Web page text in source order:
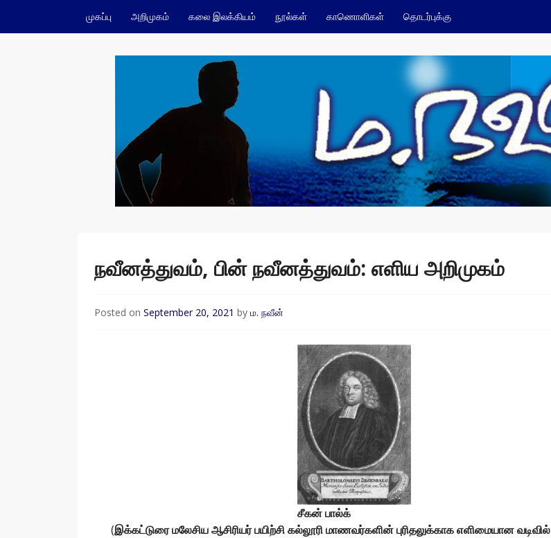
முகப்பு அறிமுகம் கலை இலக்கியம் நூல்கள் காணொளிகள் தொடர்புக்கு
நவீனத்துவம், பின் நவீனத்துவம்: எளிய அறிமுகம்
Posted on September 20, 2021 by ம. நவீன்
சீகன் பால்க்
(இக்கட்டுரை மலேசிய ஆசிரியர் பயிற்சி கல்லூரி மாணவர்களின் புரிதலுக்காக எளிமையான வடிவில்